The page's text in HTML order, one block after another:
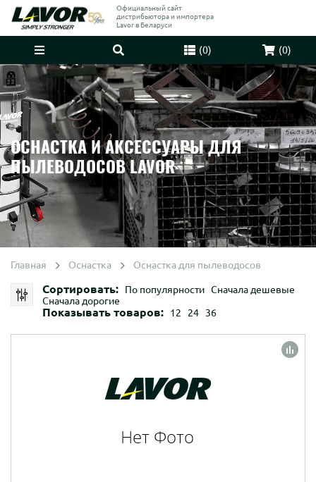
Официальный сайт
дистрибьютора и импортера
Lavor в Беларуси
(0) (0)
ОСНАСТКА И АКСЕССУАРЫ ДЛЯ
ПЫЛЕВОДОСОВ LAVOR
Главная Оснастка Оснастка для пылеводосов
Сортировать: По популярности Сначала дешевые
Сначала дорогие
Показывать товаров: 12 24 36